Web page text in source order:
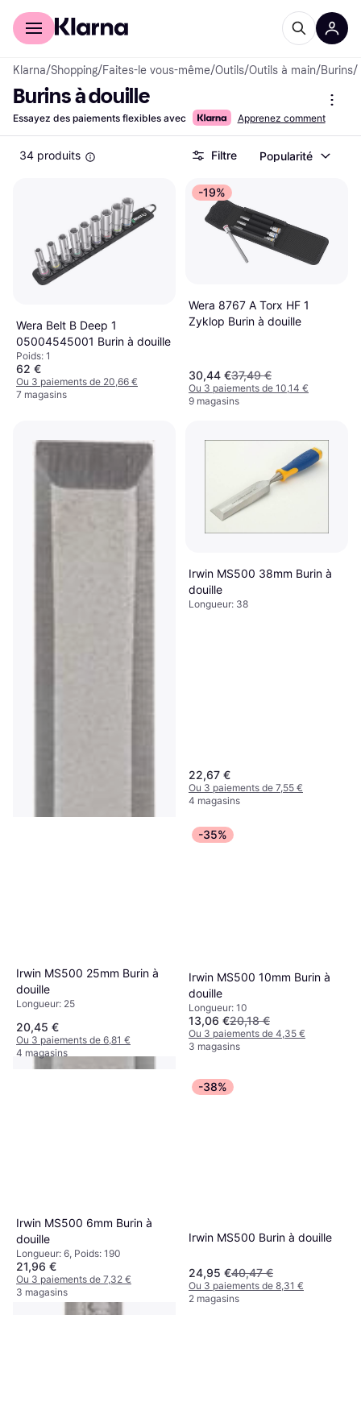
Acheter avec Klarna
Klarna/Shopping/Faites-le vous-même/Outils/Outils à main/Burins/
Burins à douille
Essayez des paiements flexibles avec Apprenez comment
34 produits Filtre Popularité
Wera Belt B Deep 1
05004545001 Burin à douille
Poids: 1
62 €
Ou 3 paiements de 20,66 €
7 magasins
-19%
Wera 8767 A Torx HF 1
Zyklop Burin à douille
30,44 €37,49 €
Ou 3 paiements de 10,14 €
9 magasins
Irwin MS500 38mm Burin à
douille
Longueur: 38
22,67 €
Ou 3 paiements de 7,55 €
4 magasins
Irwin MS500 25mm Burin à
douille
Longueur: 25
20,45 €
Ou 3 paiements de 6,81 €
4 magasins
-35%
Irwin MS500 10mm Burin à
douille
Longueur: 10
13,06 €20,18 €
Ou 3 paiements de 4,35 €
3 magasins
Irwin MS500 6mm Burin à
douille
Longueur: 6, Poids: 190
21,96 €
Ou 3 paiements de 7,32 €
3 magasins
-38%
Irwin MS500 Burin à douille
24,95 €40,47 €
Ou 3 paiements de 8,31 €
2 magasins